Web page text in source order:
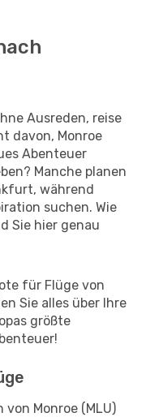
Ausreden, reise
davon, Monroe
Abenteuer
Manche planen
während
suchen. Wie
Sie hier genau
für Flüge von
Sie alles über Ihre
größte
Monroe (MLU)